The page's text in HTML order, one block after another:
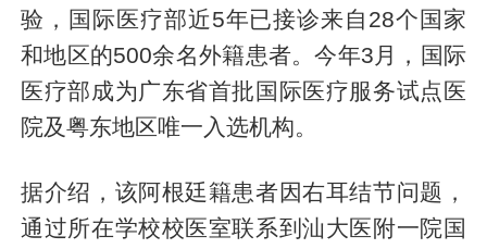
验，国际医疗部近5年已接诊来自28个国家
和地区的500余名外籍患者。今年3月，国际
医疗部成为广东省首批国际医疗服务试点医
院及粤东地区唯一入选机构。
据介绍，该阿根廷籍患者因右耳结节问题，
通过所在学校校医室联系到汕大医附一院国